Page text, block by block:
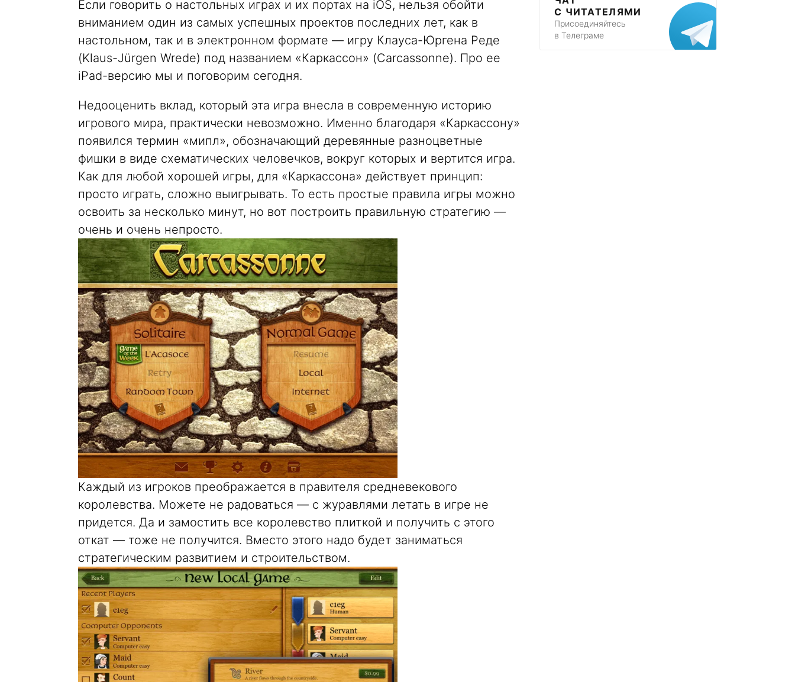
Если говорить о настольных играх и их портах на iOS, нельзя обойти
вниманием один из самых успешных проектов последних лет, как в
настольном, так и в электронном формате — игру Клауса-Юргена Реде
(Klaus-Jürgen Wrede) под названием «Каркассон» (Carcassonne). Про ее
iPad-версию мы и поговорим сегодня.
Недооценить вклад, который эта игра внесла в современную историю
игрового мира, практически невозможно. Именно благодаря «Каркассону»
появился термин «мипл», обозначающий деревянные разноцветные
фишки в виде схематических человечков, вокруг которых и вертится игра.
Как для любой хорошей игры, для «Каркассона» действует принцип:
просто играть, сложно выигрывать. То есть простые правила игры можно
освоить за несколько минут, но вот построить правильную стратегию —
очень и очень непросто.
Каждый из игроков преображается в правителя средневекового
королевства. Можете не радоваться — с журавлями летать в игре не
придется. Да и замостить все королевство плиткой и получить с этого
откат — тоже не получится. Вместо этого надо будет заниматься
стратегическим развитием и строительством.
С ЧИТАТЕЛЯМИ
Присоединяйтесь
в Телеграме